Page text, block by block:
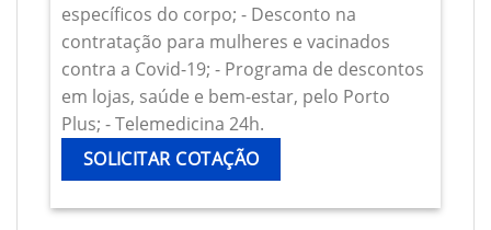
específicos do corpo; - Desconto na
contratação para mulheres e vacinados
contra a Covid-19; - Programa de descontos
em lojas, saúde e bem-estar, pelo Porto
Plus; - Telemedicina 24h.
SOLICITAR COTAÇÃO